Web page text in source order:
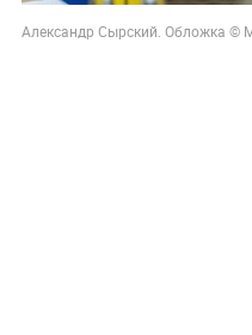
Александр Сырский. Обложка ©